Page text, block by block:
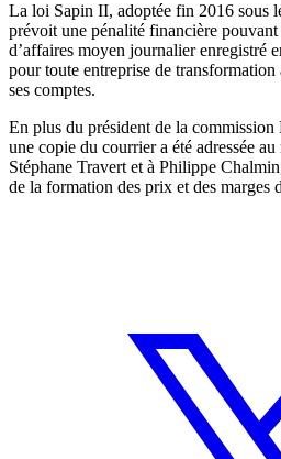
La loi Sapin II, adoptée fin 2016 sous
prévoit une pénalité financière
d’affaires moyen journalier enregistré
pour toute entreprise de
ses comptes.
En plus du président de la
une copie du courrier a été adressée
Stéphane Travert et à Philippe
de la formation des prix et des marges